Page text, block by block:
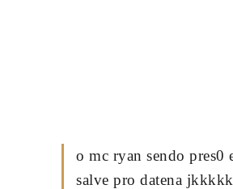
o mc ryan sendo pres0
salve pro datena